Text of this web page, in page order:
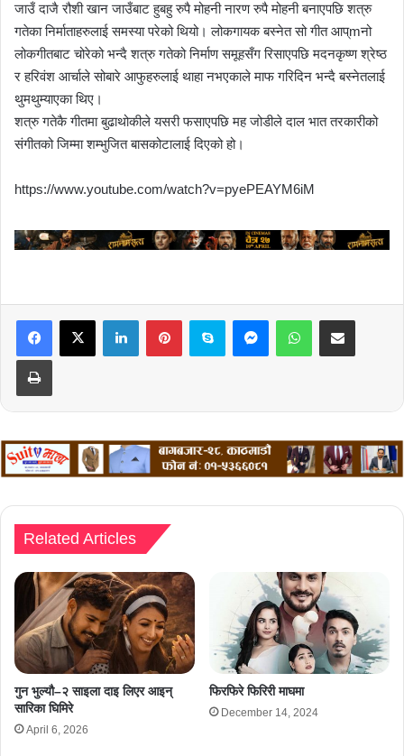
जाउँ दाजै रौशी खान जाउँबाट हुबहु रुपै मोहनी नारण रुपै मोहनी बनाएपछि शत्रु
गतेका निर्माताहरुलाई समस्या परेको थियो। लोकगायक बस्नेत सो गीत आप्mनो
लोकगीतबाट चोरेको भन्दै शत्रु गतेको निर्माण समूहसँग रिसाएपछि मदनकृष्ण श्रेष्ठ
र हरिवंश आर्चाले सोबारे आफुहरुलाई थाहा नभएकाले माफ गरिदिन भन्दै बस्नेतलाई
थुमथुम्याएका थिए।
शत्रु गतेकै गीतमा बुढाथोकीले यसरी फसाएपछि मह जोडीले दाल भात तरकारीको
संगीतको जिम्मा शम्भुजित बासकोटालाई दिएको हो।
https://www.youtube.com/watch?v=pyePEAYM6iM
LinkedInPinterestSkype MessengerWhatsAppShare via Email
Print
Related Articles
गुन भुल्यौ–२ साइला दाइ लिएर आइन्
सारिका घिमिरे
April 6, 2026
फिरफिरे फिरिरी माघमा
December 14, 2024